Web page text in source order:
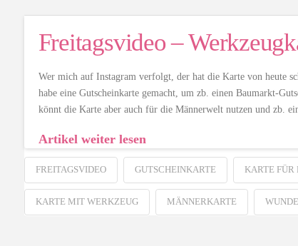
Freitagsvideo –
Wer mich auf Instagram verfolgt, der hat die Karte von heute
habe eine Gutscheinkarte gemacht, um zb. einen Baumarkt-
könnt die Karte aber auch für die Männerwelt nutzen und zb.
Artikel weiter lesen
FREITAGSVIDEO GUTSCHEINKARTE KARTE
KARTE MIT WERKZEUG MÄNNERKARTE